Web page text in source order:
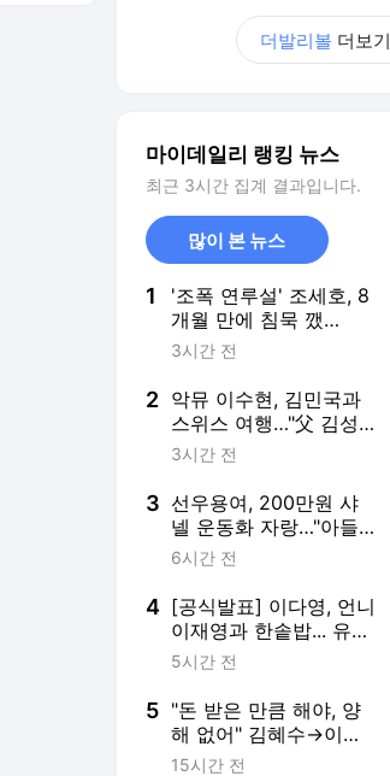
더발리볼 더보기
마이데일리 랭킹 뉴스
최근 3시간 집계 결과입니다.
많이 본 뉴스
1
'조폭 연루설' 조세호, 8
개월 만에 침묵 깼
다…"오랜만입니다"
3시간 전
2 악뮤 이수현, 김민국과
스위스 여행…"父 김성
주 허락 받았다" [마데핫
3시간 전
3 선우용여, 200만원 샤
넬 운동화 자랑…"아들
이 美 베벌리힐스서 사
6시간 전
4 [공식발표] 이다영, 언니
이재영과 한솥밥... 유럽
무대 복귀→투란VC 입
5시간 전
5 "돈 받은 만큼 해야, 양
해 없어" 김혜수→이승
철, 태도 논란에 답한
15시간 전